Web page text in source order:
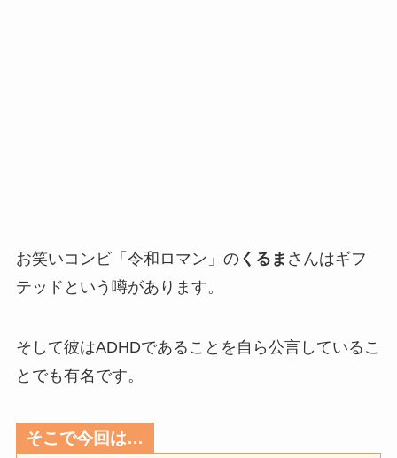
お笑いコンビ「令和ロマン」のくるま さんはギフ
テッドという噂があります。
そして彼はADHDであることを自ら公言しているこ
とでも有名です。
そこで今回は…